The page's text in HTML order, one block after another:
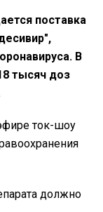
поставка
В
тысяч доз
ток-шоу
должно